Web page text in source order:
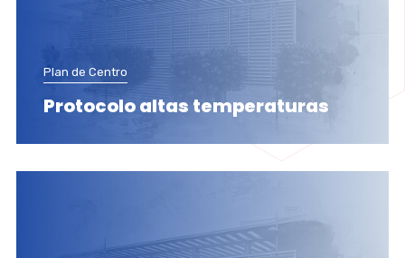
Protocolo altas temperaturas
Plan de Centro